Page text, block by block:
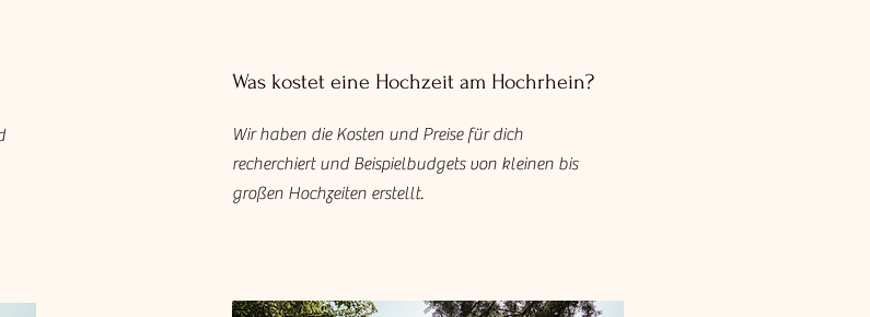
Was kostet eine Hochzeit am Hochrhein?
Wir haben die Kosten und Preise für dich
recherchiert und Beispielbudgets von kleinen bis
großen Hochzeiten erstellt.